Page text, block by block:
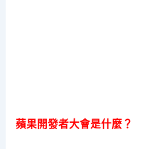
蘋果開發者大會是什麼？